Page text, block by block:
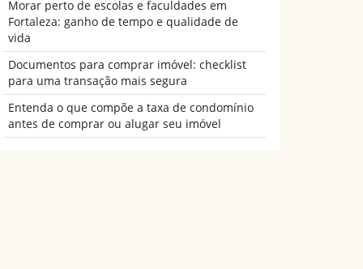
Morar perto de escolas e faculdades em
Fortaleza: ganho de tempo e qualidade de
vida
Documentos para comprar imóvel: checklist
para uma transação mais segura
Entenda o que compõe a taxa de condomínio
antes de comprar ou alugar seu imóvel